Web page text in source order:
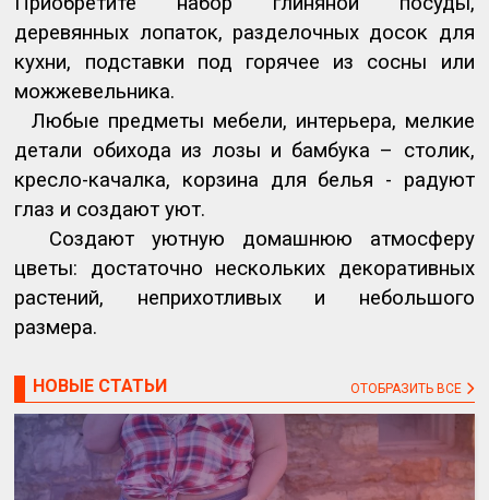
деревянных лопаток, разделочных досок для
кухни, подставки под горячее из сосны или
можжевельника.
Любые предметы мебели, интерьера, мелкие
детали обихода из лозы и бамбука – столик,
кресло-качалка, корзина для белья - радуют
глаз и создают уют.
Создают уютную домашнюю атмосферу
цветы: достаточно нескольких декоративных
растений, неприхотливых и небольшого
размера.
НОВЫЕ СТАТЬИ ОТОБРАЗИТЬ ВСЕ